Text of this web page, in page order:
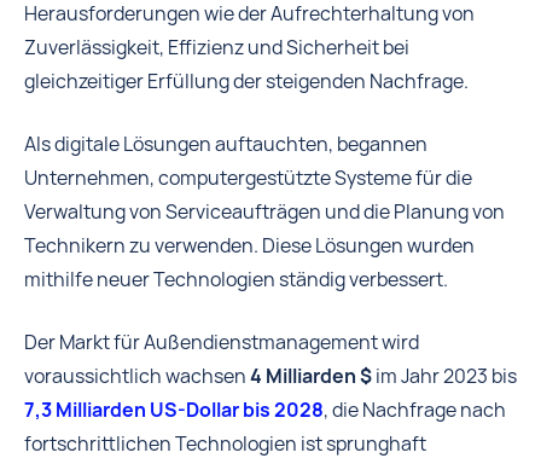
Herausforderungen wie der Aufrechterhaltung von
Zuverlässigkeit, Effizienz und Sicherheit bei
gleichzeitiger Erfüllung der steigenden Nachfrage.
Als digitale Lösungen auftauchten, begannen
Unternehmen, computergestützte Systeme für die
Verwaltung von Serviceaufträgen und die Planung von
Technikern zu verwenden. Diese Lösungen wurden
mithilfe neuer Technologien ständig verbessert.
Der Markt für Außendienstmanagement wird
voraussichtlich wachsen4 Milliarden $im Jahr 2023 bis
7,3 Milliarden US-Dollar bis 2028, die Nachfrage nach
fortschrittlichen Technologien ist sprunghaft